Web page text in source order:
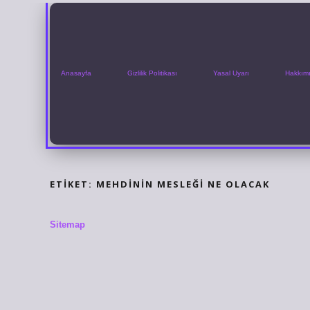
Anasayfa Gizlilik Politikası Yasal Uyarı
ETIKET: MEHDININ MESLEĞI NE OLACAK
Sitemap